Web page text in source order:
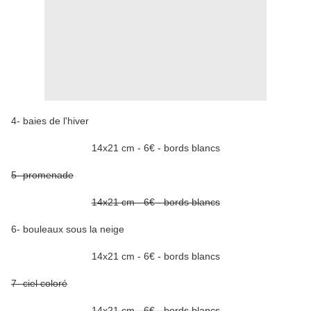
4- baies de l'hiver
14x21 cm - 6€ - bords blancs
5- promenade
14x21 cm - 6€ - bords blancs
6- bouleaux sous la neige
14x21 cm - 6€ - bords blancs
7- ciel coloré